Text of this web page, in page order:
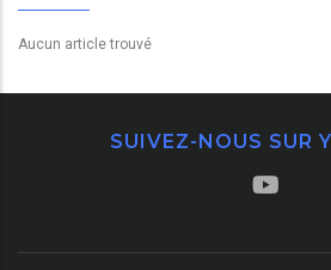
Aucun article trouvé
SUIVEZ-NOUS SUR